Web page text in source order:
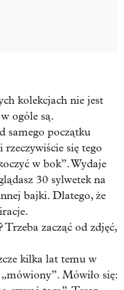
kolekcjach nie jest
ogóle są.
samego początku
rzeczywiście się tego
w bok”. Wydaje
30 sylwetek na
bajki. Dlatego, że
zacząć od zdjęć,
kilka lat temu w
Mówiło się: